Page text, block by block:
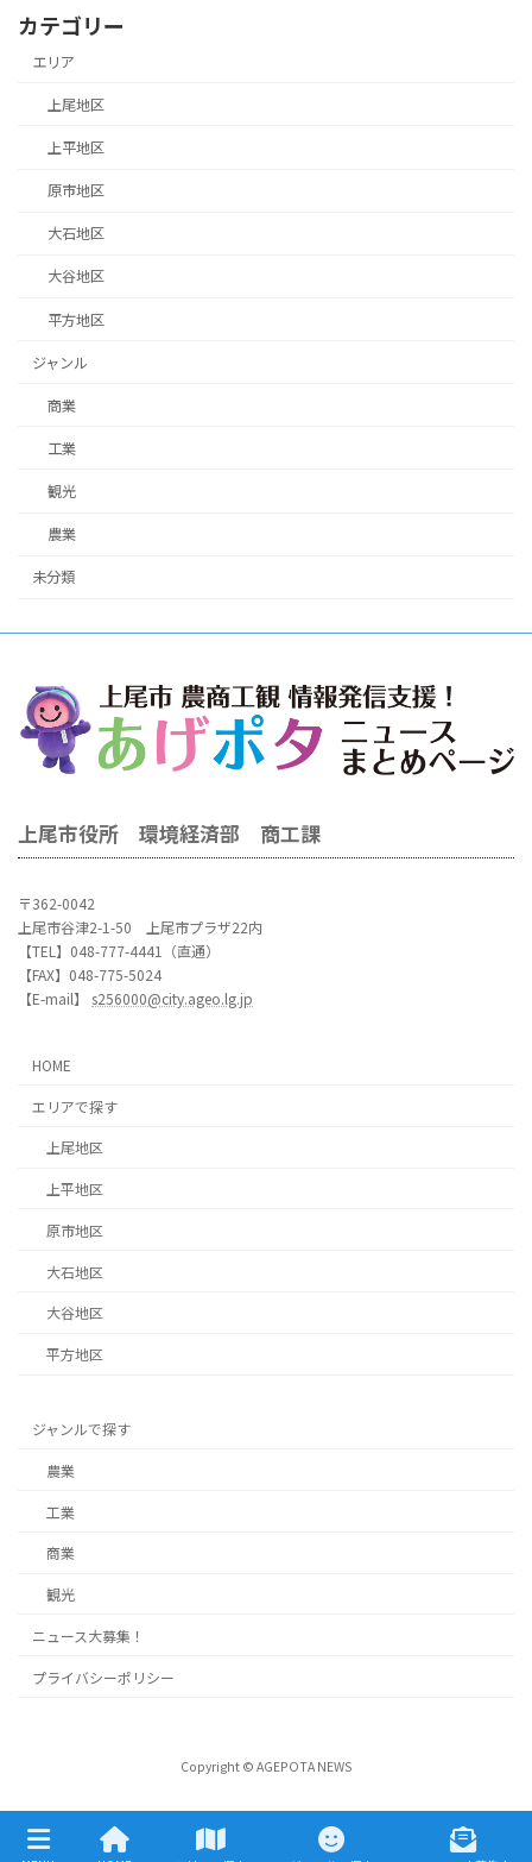
カテゴリー
エリア
上尾地区
上平地区
原市地区
大石地区
大谷地区
平方地区
ジャンル
商業
工業
観光
農業
未分類
上尾市役所 環境経済部 商工課
〒362-0042
上尾市谷津2-1-50 上尾市プラザ22内
【TEL】048-777-4441（直通）
【FAX】048-775-5024
【E-mail】 s256000@city.ageo.lg.jp
HOME
エリアで探す
上尾地区
上平地区
原市地区
大石地区
大谷地区
平方地区
ジャンルで探す
農業
工業
商業
観光
ニュース大募集！
プライバシーポリシー
Copyright © AGEPOTA NEWS